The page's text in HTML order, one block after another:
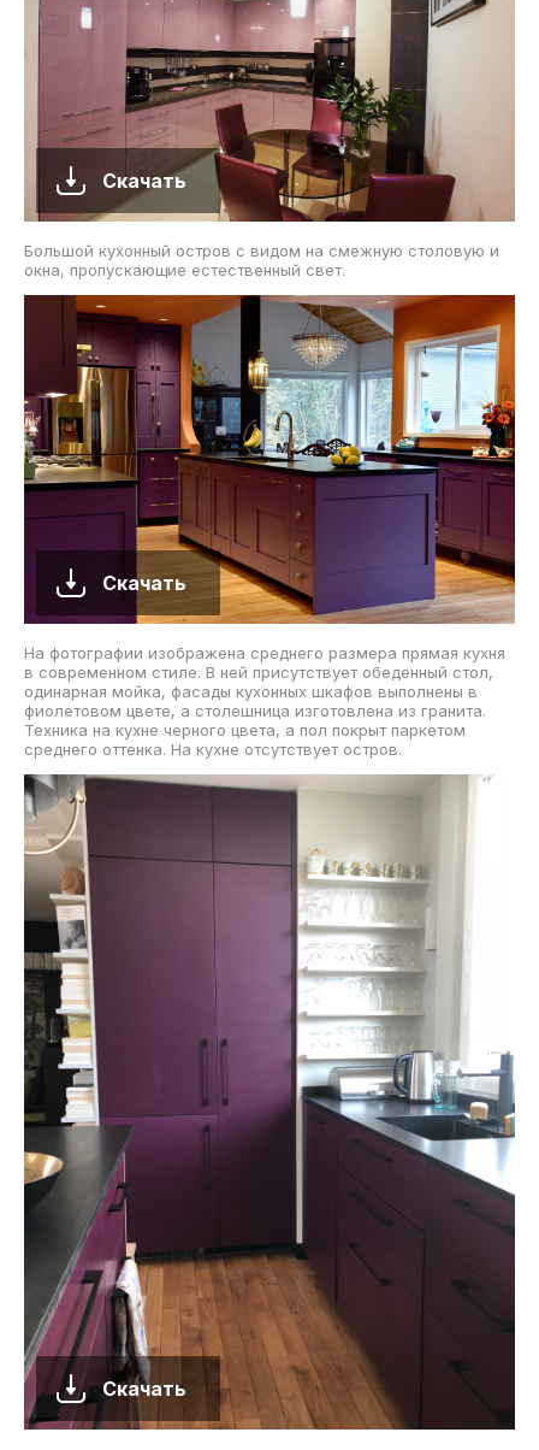
Скачать
Большой кухонный остров с видом на смежную столовую и
окна, пропускающие естественный свет.
Скачать
На фотографии изображена среднего размера прямая кухня
в современном стиле. В ней присутствует обеденный стол,
одинарная мойка, фасады кухонных шкафов выполнены в
фиолетовом цвете, а столешница изготовлена из гранита.
Техника на кухне черного цвета, а пол покрыт паркетом
среднего оттенка. На кухне отсутствует остров.
Скачать